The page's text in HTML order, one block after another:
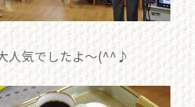
人気でしたよ～(^^♪